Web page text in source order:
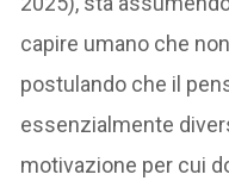
capire umano che
postulando che il
essenzialmente
motivazione per cui